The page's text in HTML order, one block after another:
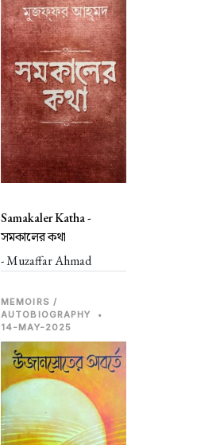
Samakaler Katha -
সমকালের কথা
- Muzaffar Ahmad
MEMOIRS /
AUTOBIOGRAPHY
•
14-MAY-2025